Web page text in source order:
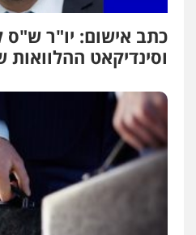
כתב אישום: יו"ר
וסינדיקאט